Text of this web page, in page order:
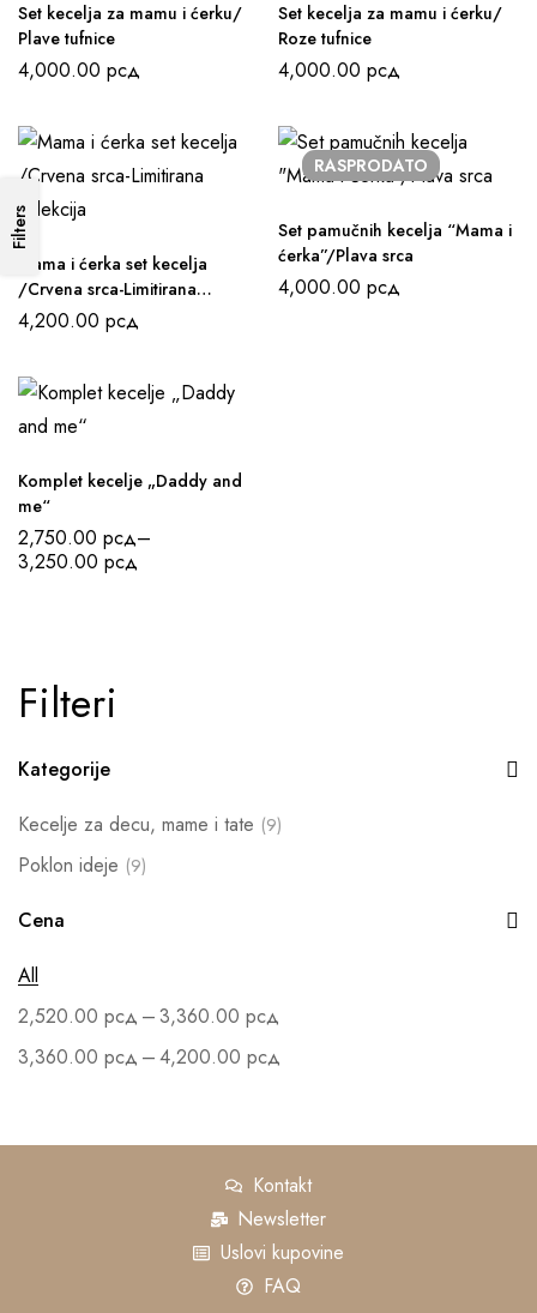
Filteri
Kategorije
Kecelje za decu, mame i tate (9)
Poklon ideje (9)
Cena
All
2,520.00 рсд –3,360.00 рсд
3,360.00 рсд –4,200.00 рсд
Filters
Set kecelja za mamu i ćerku/
Plave tufnice
4,000.00 рсд
Set kecelja za mamu i ćerku/
Roze tufnice
4,000.00 рсд
Mama i ćerka set kecelja
/Crvena srca-Limitirana
kolekcija
4,200.00 рсд
RASPRODATO
Set pamučnih kecelja “Mama i
ćerka”/Plava srca
4,000.00 рсд
Komplet kecelje „Daddy and
me“
2,750.00 рсд–
3,250.00 рсд
Kontakt
Newsletter
Uslovi kupovine
FAQ